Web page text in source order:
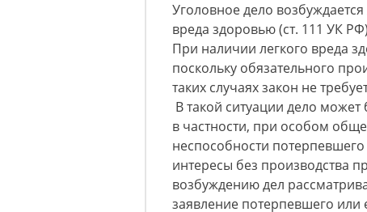
Уголовное дело
вреда здоровью (ст. 111 УК
При наличии легкого вреда
поскольку обязательного
таких случаях закон не
В такой ситуации дело
в частности, при особом
неспособности
интересы без производства
возбуждению дел
заявление потерпевшего или